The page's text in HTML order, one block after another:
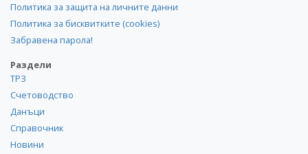
Политика за защита на личните данни
Политика за бисквитките (cookies)
Забравена парола!
Раздели
ТРЗ
Счетоводство
Данъци
Справочник
Новини